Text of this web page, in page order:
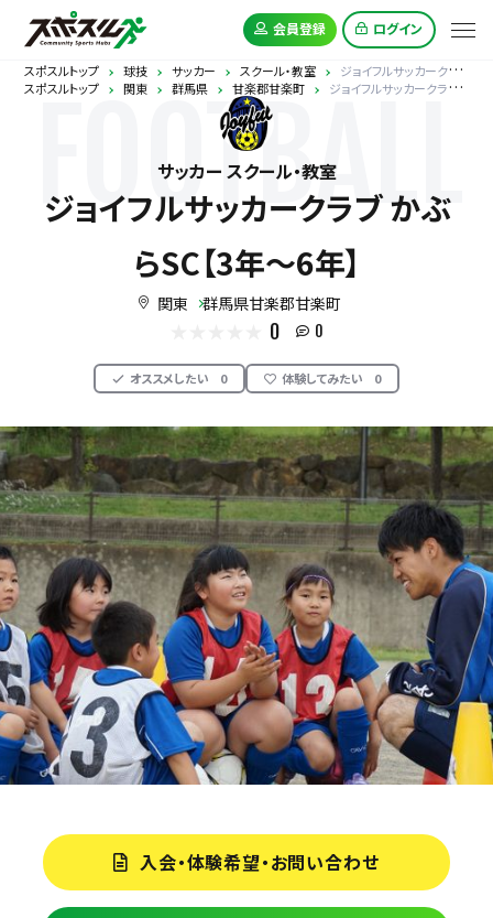
会員登録 ログイン
スポスルトップ 球技 サッカー スクール・教室
ジョイフルサッカークラブ かぶらSC【3年～6年】
スポスルトップ
関東 群馬県 甘楽郡甘楽町 ジョイフルサッカークラブ かぶらSC【3年～6年】
FOOTBALL
サッカー スクール・教室
ジョイフルサッカークラブ かぶ
らSC【3年～6年】
関東 群馬県甘楽郡甘楽町
0 0
オススメしたい 0 体験してみたい 0
入会・体験希望・お問い合わせ